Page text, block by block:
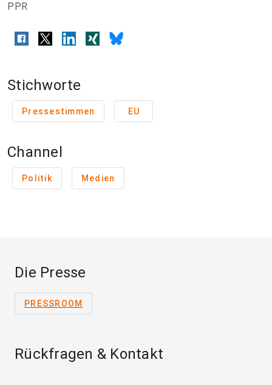
PPR
Stichworte
Pressestimmen EU
Channel
Politik Medien
Die Presse
PRESSROOM
Rückfragen & Kontakt